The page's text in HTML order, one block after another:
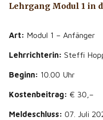
Lehrgang Modul 1 in
Art: Modul 1 – Anfänger
Lehrrichterin: Steffi
Beginn: 10.00 Uhr
Kostenbeitrag: € 30,–
Meldeschluss: 07. Juli